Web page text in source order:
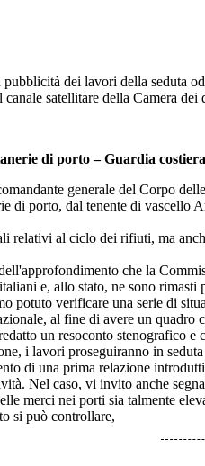
dei lavori della seduta
satellitare della Camera dei
di porto – Guardia
generale del Corpo
di porto, dal tenente di
al ciclo dei rifiuti, ma
che la
e, allo stato, ne sono
potuto verificare una serie di
al fine di avere un quadro
un resoconto stenografico e
i lavori proseguiranno in
di una prima relazione
Nel caso, vi invito anche
merci nei porti sia talmente
si può controllare,